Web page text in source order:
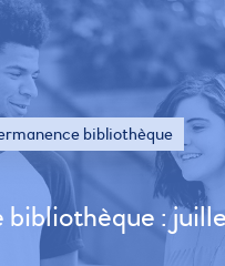
bibliothèque
bibliothèque :